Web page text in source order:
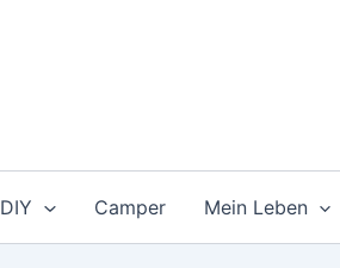
DIY Camper Mein Leben